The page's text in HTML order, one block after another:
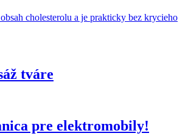
cholesterolu a je prakticky bez krycieho
tváre
pre elektromobily!